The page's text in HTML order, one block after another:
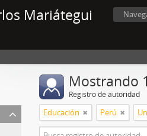
Mariátegui
Mostrando
Registro de autoridad
Educación Perú